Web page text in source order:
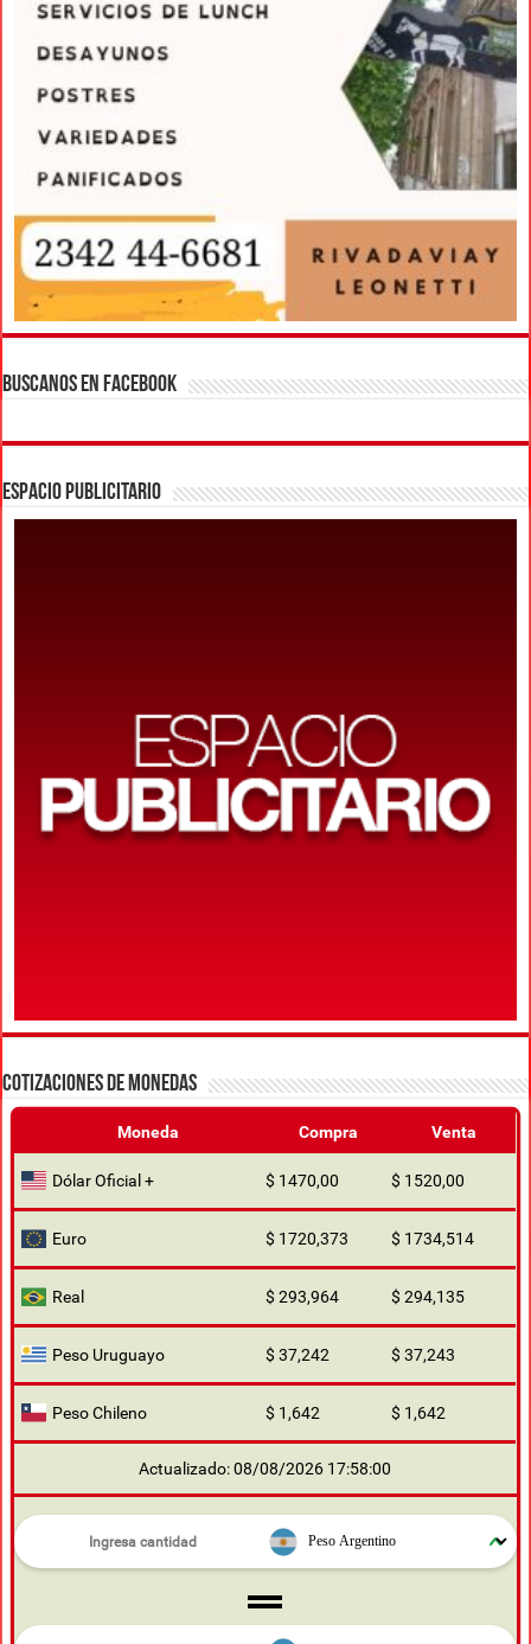
BUSCANOS EN FACEBOOK
ESPACIO PUBLICITARIO
COTIZACIONES DE MONEDAS
Moneda Compra Venta
Dólar Oficial + $ 1470,00 $ 1520,00
Euro $ 1720,373 $ 1734,514
Real $ 293,964 $ 294,135
Peso Uruguayo $ 37,242 $ 37,243
Peso Chileno $ 1,642 $ 1,642
Actualizado: 08/08/2026 17:58:00